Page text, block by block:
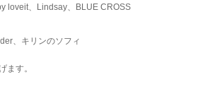
loveit、Lindsay、BLUE CROSS
、キリンのソフィ
ます。